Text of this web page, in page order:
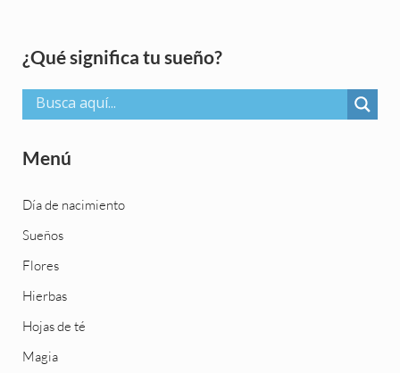
Sidebar
¿Qué significa tu sueño?
Menú
Día de nacimiento
Sueños
Flores
Hierbas
Hojas de té
Magia